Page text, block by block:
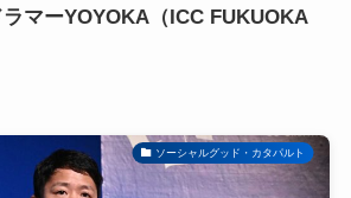
マーYOYOKA（ICC FUKUOKA
ソーシャルグッド・カタパルト